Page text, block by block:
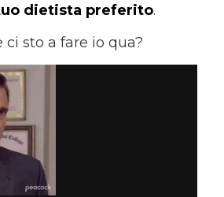
dietista preferito.
sto a fare io qua?